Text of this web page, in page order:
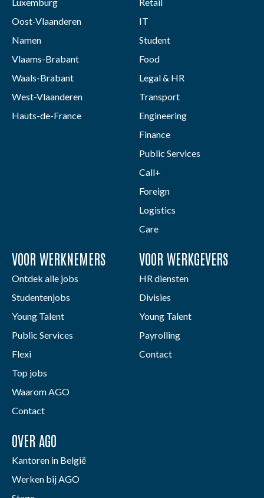
Oost-Vlaanderen
Namen
Vlaams-Brabant
Waals-Brabant
West-Vlaanderen
Hauts-de-France
IT
Student
Food
Legal & HR
Transport
Engineering
Finance
Public Services
Call+
Foreign
Logistics
Care
VOOR WERKNEMERS
Ontdek alle jobs
Studentenjobs
Young Talent
Public Services
Flexi
Top jobs
Waarom AGO
Contact
VOOR WERKGEVERS
HR diensten
Divisies
Young Talent
Payrolling
Contact
OVER AGO
Kantoren in België
Werken bij AGO